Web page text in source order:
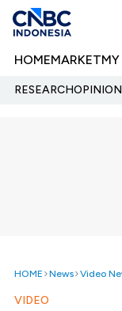
HOMEMARKET
RESEARCHOPINION
HOME News Video
VIDEO